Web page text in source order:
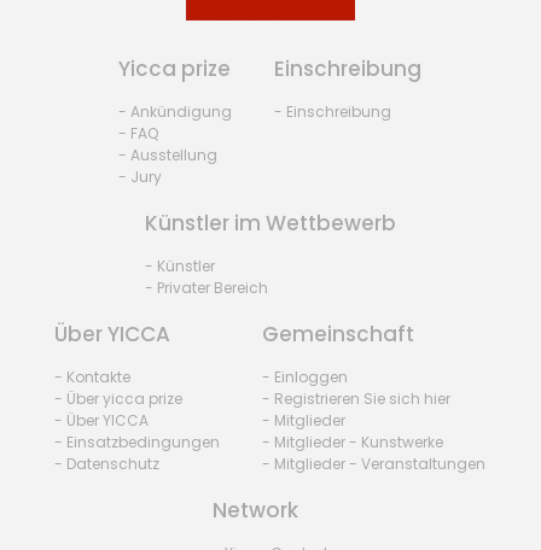
Yicca prize
- Ankündigung
- FAQ
- Ausstellung
- Jury
Einschreibung
- Einschreibung
Künstler im Wettbewerb
- Künstler
- Privater Bereich
Über YICCA
- Kontakte
- Über yicca prize
- Über YICCA
- Einsatzbedingungen
- Datenschutz
Gemeinschaft
- Einloggen
- Registrieren Sie sich hier
- Mitglieder
- Mitglieder - Kunstwerke
- Mitglieder - Veranstaltungen
Network